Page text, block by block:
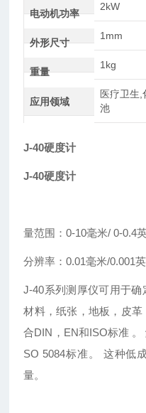
电动机功率
2kW
外形尺寸
1mm
重量
1kg
应用领域
医疗卫生
池
J-40硬度计
J-40硬度计
量范围：0-10毫米/ 0-0.4
分辨率：0.01毫米/0.001
J-40系列测厚仪可用于
材料，纸张，地板，皮
合DIN，EN和ISO标准
SO 5084标准。 这种低
量。